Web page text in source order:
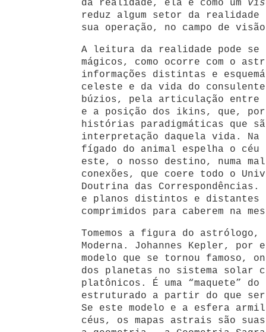
da realidade, ela é como um
reduz algum setor da realidade
sua operação, no campo de
A leitura da realidade pode se
mágicos, como ocorre com o
informações distintas e
celeste e da vida do
búzios, pela articulação entre
e a posição dos ikins, que,
histórias paradigmáticas que
interpretação daquela vida. Na
fígado do animal espelha o
este, o nosso destino, numa
conexões, que coere todo o
Doutrina das Correspondências.
e planos distintos e distantes
comprimidos para caberem na
Tomemos a figura do
Moderna. Johannes Kepler, por
modelo que se tornou famoso,
dos planetas no sistema solar
platônicos. É uma “maquete”
estruturado a partir do que
Se este modelo e a esfera
céus, os mapas astrais são